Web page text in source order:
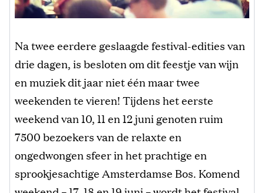
Na twee eerdere geslaagde festival-edities van
drie dagen, is besloten om dit feestje van wijn
en muziek dit jaar niet één maar twee
weekenden te vieren! Tijdens het eerste
weekend van 10, 11 en 12 juni genoten ruim
7500 bezoekers van de relaxte en
ongedwongen sfeer in het prachtige en
sprookjesachtige Amsterdamse Bos. Komend